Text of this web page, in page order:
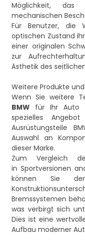
Möglichkeit, das
mechanischen
Für Benutzer, die
optischen Zustand
einer originalen
zur
Ästhetik des
Weitere Produkte
Wenn Sie weitere
BMW für Ihr Auto
spezielles
Ausrüstungsteile
Auswahl an
dieser Marke.
Zum Vergleich
in Sportversionen
können Sie
Bremssystemen
was verbirgt sich
Dies ist eine
Aufbau moderner